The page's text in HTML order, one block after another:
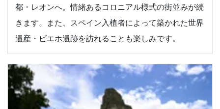
都・レオンへ。情緒あるコロニアル様式の街並みが続
きます。また、スペイン入植者によって築かれた世界
遺産・ビエホ遺跡を訪れることも楽しみです。